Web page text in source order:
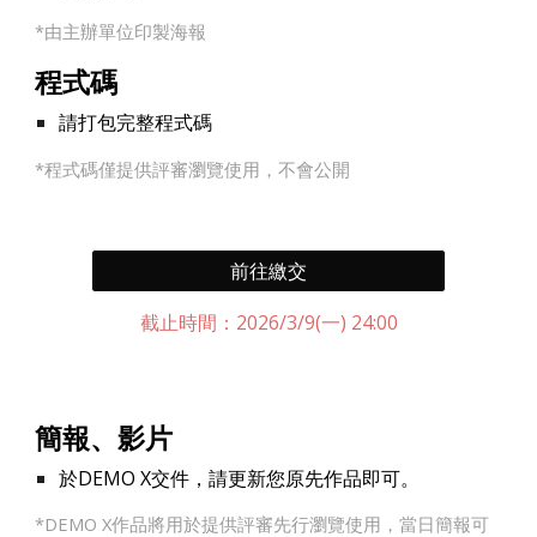
*由主辦單位印製海報
程式碼
請打包完整程式碼
*程式碼僅提供評審瀏覽使用，不會公開
前往繳交
截止時間：2026/3/9(一) 24:00
簡報、影片
於DEMO X交件，請更新您原先作品即可。
*DEMO X作品將用於提供評審先行瀏覽使用，當日簡報可